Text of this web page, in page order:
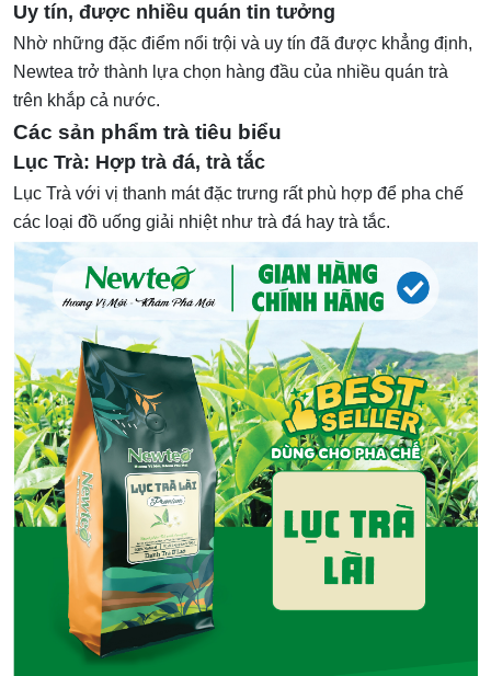
Uy tín, được nhiều quán tin tưởng
Nhờ những đặc điểm nổi trội và uy tín đã được khẳng định,
Newtea trở thành lựa chọn hàng đầu của nhiều quán trà
trên khắp cả nước.
Các sản phẩm trà tiêu biểu
Lục Trà: Hợp trà đá, trà tắc
Lục Trà với vị thanh mát đặc trưng rất phù hợp để pha chế
các loại đồ uống giải nhiệt như trà đá hay trà tắc.